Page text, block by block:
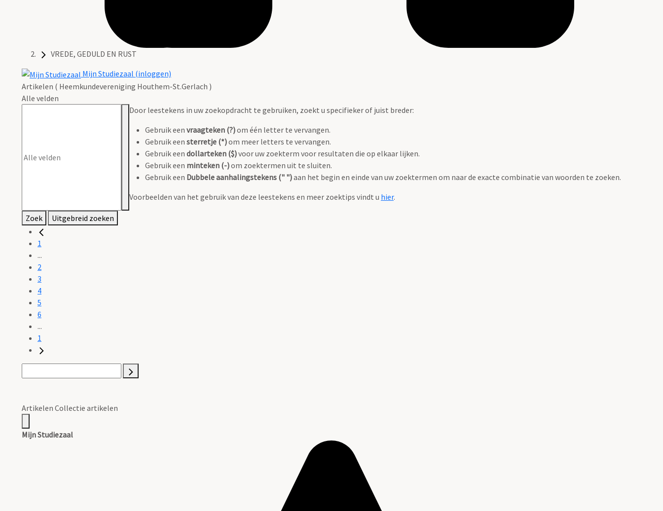
VREDE, GEDULD EN RUST
Mijn Studiezaal (inloggen)
Artikelen ( Heemkundevereniging Houthem-St.Gerlach )
Alle velden
Door leestekens in uw zoekopdracht te gebruiken, zoekt u specifieker of juist breder:
Gebruik een vraagteken (?)om één letter te vervangen.
Gebruik een sterretje (*)om meer letters te vervangen.
Gebruik een dollarteken ($)voor uw zoekterm voor resultaten die op elkaar lijken.
Gebruik een minteken (-)om zoektermen uit te sluiten.
Gebruik een Dubbele aanhalingstekens (" ")aan het begin en einde van uw zoektermen om naar de exacte combinatie van woorden te zoeken.
Voorbeelden van het gebruik van deze leestekens en meer zoektips vindt u hier.
Zoek Uitgebreid zoeken
1
...
2
3
4
5
6
...
1
Artikelen Collectie artikelen
Mijn Studiezaal